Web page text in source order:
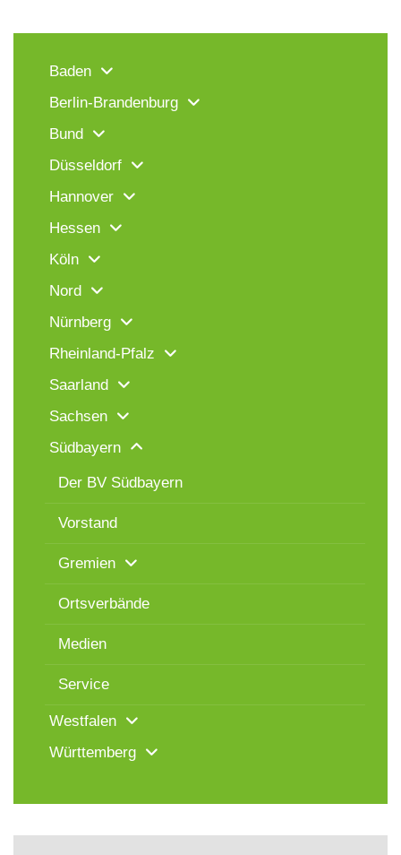
Baden
Berlin-Brandenburg
Bund
Düsseldorf
Hannover
Hessen
Köln
Nord
Nürnberg
Rheinland-Pfalz
Saarland
Sachsen
Südbayern
Der BV Südbayern
Vorstand
Gremien
Ortsverbände
Medien
Service
Westfalen
Württemberg